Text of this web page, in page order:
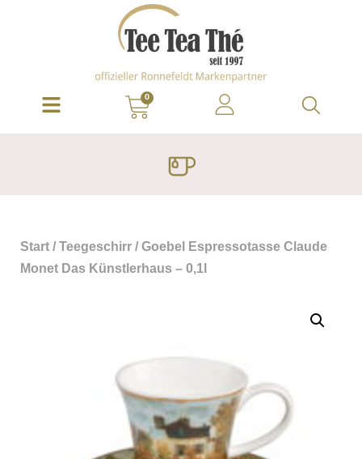
0
Start / Teegeschirr / Goebel Espressotasse Claude
Monet Das Künstlerhaus – 0,1l